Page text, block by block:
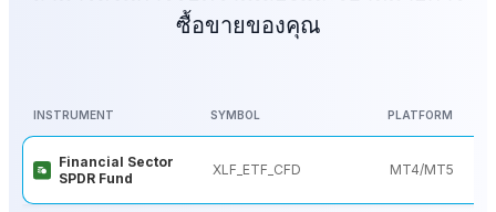
ซื้อขายของคุณ
INSTRUMENT SYMBOL
PLATFORM
Financial Sector
SPDR Fund
XLF_ETF_CFD MT4/MT5